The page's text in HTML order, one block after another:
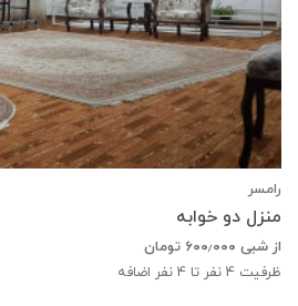
رامسر
منزل دو خوابه
از شبی ۶۰۰٫۰۰۰ تومان
ظرفیت 4 نفر تا 4 نفر اضافه